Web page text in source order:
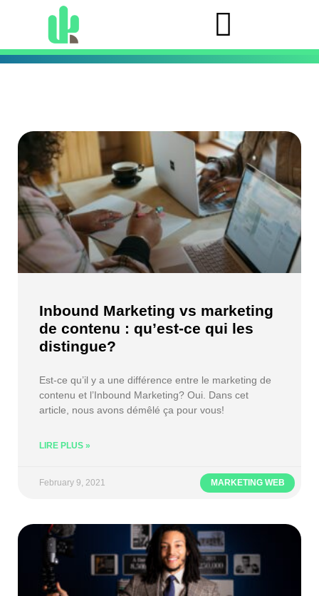
MARKETING WEB
Inbound Marketing vs marketing
de contenu : qu’est-ce qui les
distingue?
Est-ce qu’il y a une différence entre le marketing de
contenu et l’Inbound Marketing? Oui. Dans cet
article, nous avons démêlé ça pour vous!
LIRE PLUS »
February 9, 2021